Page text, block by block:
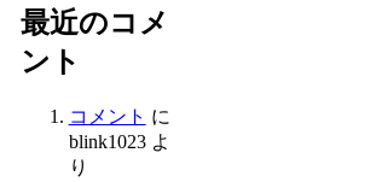
最近のコメ
ント
コメント に
blink1023よ
り